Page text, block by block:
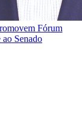
Fórum
Senado